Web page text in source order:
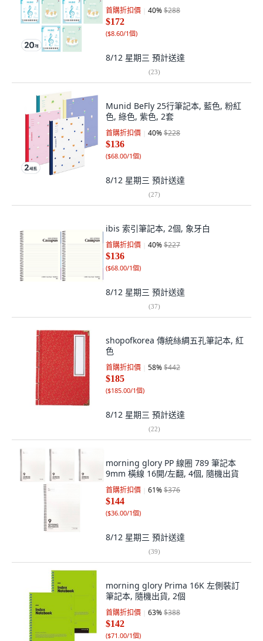
首購折扣價 40%$288
$172
($8.60/1個)
8/12 星期三 預計送達
(23)
Munid BeFly 25行筆記本, 藍色, 粉紅
色, 綠色, 紫色, 2套
首購折扣價 40%$228
$136
($68.00/1個)
8/12 星期三 預計送達
(27)
ibis 索引筆記本, 2個, 象牙白
首購折扣價 40%$227
$136
($68.00/1個)
8/12 星期三 預計送達
(37)
shopofkorea 傳統絲綢五孔筆記本, 紅
色
首購折扣價 58%$442
$185
($185.00/1個)
8/12 星期三 預計送達
(22)
morning glory PP 線圈 789 筆記本
9mm 橫線 16開/左翻, 4個, 隨機出貨
首購折扣價 61%$376
$144
($36.00/1個)
8/12 星期三 預計送達
(39)
morning glory Prima 16K 左側裝訂
筆記本, 隨機出貨, 2個
首購折扣價 63%$388
$142
($71.00/1個)